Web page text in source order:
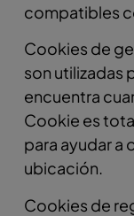
compatibles
Cookies de
son utilizadas
encuentra
Cookie es
para ayudar a
ubicación.
Cookies de